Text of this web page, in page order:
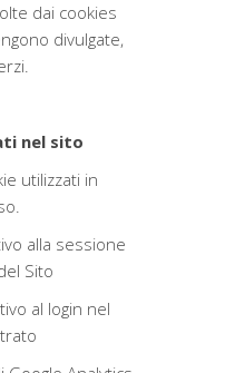
dai cookies
divulgate,
nel sito
utilizzati in
alla sessione
Sito
al login nel